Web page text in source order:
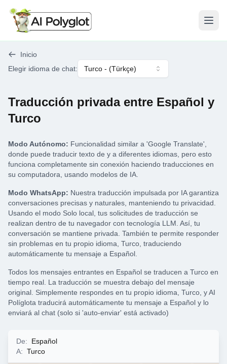
Abrir
Inicio
Elegir idioma de chat: Turco - (Türkçe)
Traducción privada entre Español y
Turco
Modo Autónomo: Funcionalidad similar a 'Google Translate',
donde puede traducir texto de y a diferentes idiomas, pero esto
funciona completamente sin conexión haciendo traducciones en
su computadora, usando modelos de IA.
Modo WhatsApp: Nuestra traducción impulsada por IA garantiza
conversaciones precisas y naturales, manteniendo tu privacidad.
Usando el modo Solo local, tus solicitudes de traducción se
realizan dentro de tu navegador con tecnología LLM. Así, tu
conversación se mantiene privada. También te permite responder
sin problemas en tu propio idioma, Turco, traduciendo
automáticamente tu mensaje a Español.
Todos los mensajes entrantes en Español se traducen a Turco en
tiempo real. La traducción se muestra debajo del mensaje
original. Simplemente respondes en tu propio idioma, Turco, y AI
Políglota traducirá automáticamente tu mensaje a Español y lo
enviará al chat (solo si 'auto-enviar' está activado)
De:
Español
A: Turco